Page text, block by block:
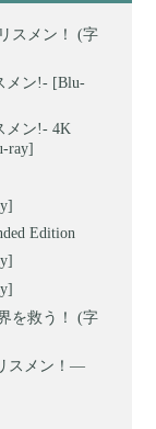
スメン！ (字
メン!- [Blu-
メン!- 4K
ray]
Edition
を救う！ (字
スメン！―